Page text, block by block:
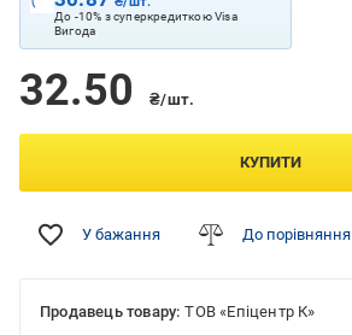
До -10% з суперкредиткою Visa
Вигода
32.50 ₴/шт.
КУПИТИ
У бажання До порівняння
Продавець товару: ТОВ «Епіцентр К»